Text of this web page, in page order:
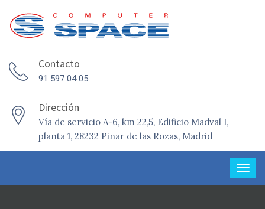
Contacto
91 597 04 05
Dirección
Vía de servicio A-6, km 22,5, Edificio Madval I,
planta 1, 28232 Pinar de las Rozas, Madrid